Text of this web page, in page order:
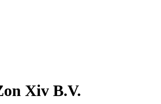
Xiv B.V.